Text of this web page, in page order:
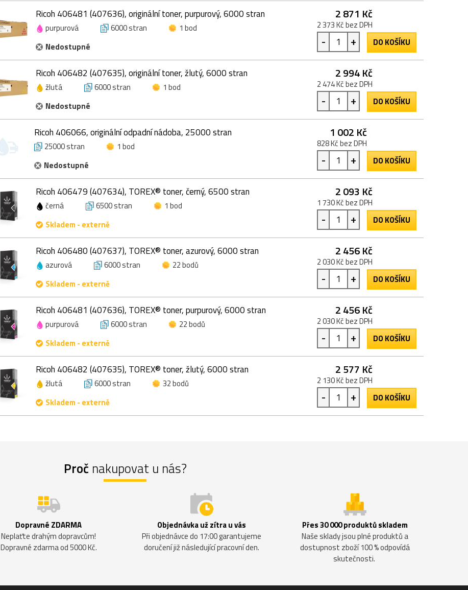
Ricoh 406481 (407636), originální toner, purpurový, 6000 stran
purpurová 6000 stran
1 bod
Nedostupné
2 871 Kč
2 373 Kč bez DPH
- + DO KOŠÍKU
Ricoh 406482 (407635), originální toner, žlutý, 6000 stran
žlutá 6000 stran
1 bod
Nedostupné
2 994 Kč
2 474 Kč bez DPH
- + DO KOŠÍKU
Ricoh 406066, originální odpadní nádoba, 25000 stran
25000 stran
1 bod
Nedostupné
1 002 Kč
828 Kč bez DPH
- + DO KOŠÍKU
Ricoh 406479 (407634), TOREX® toner, černý, 6500 stran
černá 6500 stran
1 bod
Skladem - externě
2 093 Kč
1 730 Kč bez DPH
- + DO KOŠÍKU
Ricoh 406480 (407637), TOREX® toner, azurový, 6000 stran
azurová 6000 stran
22 bodů
Skladem - externě
2 456 Kč
2 030 Kč bez DPH
- + DO KOŠÍKU
Ricoh 406481 (407636), TOREX® toner, purpurový, 6000 stran
purpurová 6000 stran
22 bodů
Skladem - externě
2 456 Kč
2 030 Kč bez DPH
- + DO KOŠÍKU
Ricoh 406482 (407635), TOREX® toner, žlutý, 6000 stran
žlutá 6000 stran
32 bodů
Skladem - externě
2 577 Kč
2 130 Kč bez DPH
- + DO KOŠÍKU
Proč nakupovat u nás?
Dopravné ZDARMA
Neplaťte drahým dopravcům!
Dopravné zdarma od 5000 Kč.
Objednávka už zítra u vás
Při objednávce do 17:00 garantujeme
doručení již následující pracovní den.
Přes 30 000 produktů skladem
Naše sklady jsou plné produktů a
dostupnost zboží 100 % odpovídá
skutečnosti.